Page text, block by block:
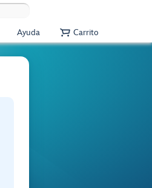
Ayuda Carrito